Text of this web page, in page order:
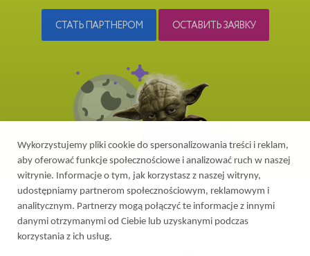
СТАТЬ ПАРТНЕРОМ ОСТАВИТЬ ЗАЯВКУ
Wykorzystujemy pliki cookie do spersonalizowania treści i reklam,
aby oferować funkcje społecznościowe i analizować ruch w naszej
witrynie. Informacje o tym, jak korzystasz z naszej witryny,
udostępniamy partnerom społecznościowym, reklamowym i
analitycznym. Partnerzy mogą połączyć te informacje z innymi
danymi otrzymanymi od Ciebie lub uzyskanymi podczas
korzystania z ich usług.